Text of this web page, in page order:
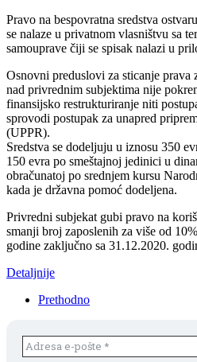
Pravo na bespovratna sredstva
se nalaze u privatnom vlasništvu sa
samouprave čiji se spisak nalazi u
Osnovni preduslovi za sticanje prava
nad privrednim subjektima nije
finansijsko restrukturiranje niti
sprovodi postupak za unapred
(UPPR).
Sredstva se dodeljuju u iznosu 350
150 evra po smeštajnoj jedinici u
obračunatoj po srednjem kursu
kada je državna pomoć dodeljena.
Privredni subjekat gubi pravo na
smanji broj zaposlenih za više od
godine zaključno sa 31.12.2020.
Detaljnije
Prethodno